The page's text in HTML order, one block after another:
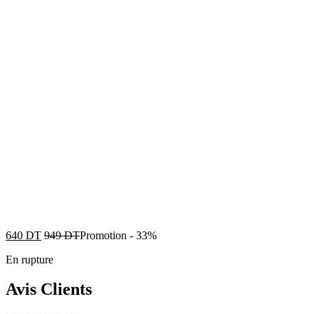
640 DT 949DTPromotion - 33%
En rupture
Avis Clients